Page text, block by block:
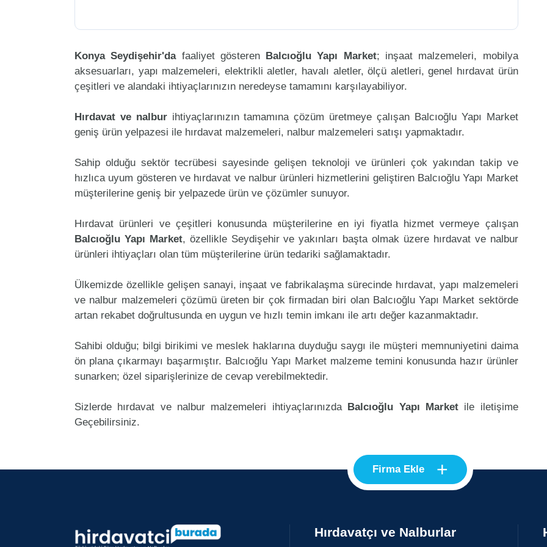
Konya Seydişehir'dafaaliyet gösteren Balcıoğlu Yapı Market; inşaat malzemeleri, mobilya
aksesuarları, yapı malzemeleri, elektrikli aletler, havalı aletler, ölçü aletleri, genel hırdavat ürün
çeşitleri ve alandaki ihtiyaçlarınızın neredeyse tamamını karşılayabiliyor.
Hırdavat ve nalburihtiyaçlarınızın tamamına çözüm üretmeye çalışan Balcıoğlu Yapı Market
geniş ürün yelpazesi ile hırdavat malzemeleri, nalbur malzemeleri satışı yapmaktadır.
Sahip olduğu sektör tecrübesi sayesinde gelişen teknoloji ve ürünleri çok yakından takip ve
hızlıca uyum gösteren ve hırdavat ve nalbur ürünleri hizmetlerini geliştiren Balcıoğlu Yapı Market
müşterilerine geniş bir yelpazede ürün ve çözümler sunuyor.
Hırdavat ürünleri ve çeşitleri konusunda müşterilerine en iyi fiyatla hizmet vermeye çalışan
Balcıoğlu Yapı Market, özellikle Seydişehir ve yakınları başta olmak üzere hırdavat ve nalbur
ürünleri ihtiyaçları olan tüm müşterilerine ürün tedariki sağlamaktadır.
Ülkemizde özellikle gelişen sanayi, inşaat ve fabrikalaşma sürecinde hırdavat, yapı malzemeleri
ve nalbur malzemeleri çözümü üreten bir çok firmadan biri olan Balcıoğlu Yapı Market sektörde
artan rekabet doğrultusunda en uygun ve hızlı temin imkanı ile artı değer kazanmaktadır.
Sahibi olduğu; bilgi birikimi ve meslek haklarına duyduğu saygı ile müşteri memnuniyetini daima
ön plana çıkarmayı başarmıştır. Balcıoğlu Yapı Market malzeme temini konusunda hazır ürünler
sunarken; özel siparişlerinize de cevap verebilmektedir.
Sizlerde hırdavat ve nalbur malzemeleri ihtiyaçlarınızda Balcıoğlu Yapı Marketile iletişime
Geçebilirsiniz.
Firma Ekle +
Hırdavatçı ve Nalburlar